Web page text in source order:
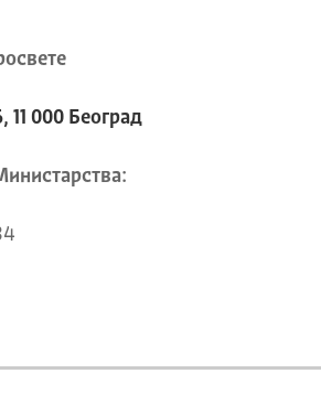
000 Београд